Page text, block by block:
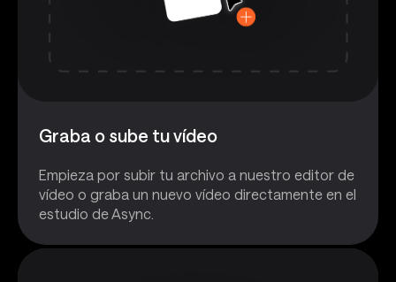
Graba o sube tu vídeo
Empieza por subir tu archivo a nuestro editor de
vídeo o graba un nuevo vídeo directamente en el
estudio de Async.